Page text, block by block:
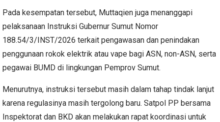
Pada kesempatan tersebut, Muttaqien juga menanggapi
pelaksanaan Instruksi Gubernur Sumut Nomor
188.54/3/INST/2026 terkait pengawasan dan penindakan
penggunaan rokok elektrik atau vape bagi ASN, non-ASN, serta
pegawai BUMD di lingkungan Pemprov Sumut.
Menurutnya, instruksi tersebut masih dalam tahap tindak lanjut
karena regulasinya masih tergolong baru. Satpol PP bersama
Inspektorat dan BKD akan melakukan rapat koordinasi untuk